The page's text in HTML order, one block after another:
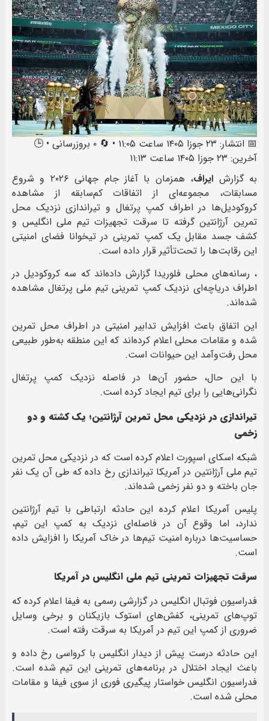
📅 انتشار: ۲۳ جوزا ۱۴۰۵ ساعت ۱۱:۰۵ • 🔄 ۰ بروزرسانی • 🕒
آخرین: ۲۳ جوزا ۱۴۰۵ ساعت ۱۱:۱۳
به گزارش ایراف
، همزمان با آغاز جام جهانی ۲۰۲۶ و شروع
مسابقات، مجموعه‌ای از اتفاقات کم‌سابقه از مشاهده
کروکودیل‌ها در اطراف کمپ پرتغال و تیراندازی نزدیک محل
تمرین آرژانتین گرفته تا سرقت تجهیزات تیم ملی انگلیس و
کشف جسد مقابل یک کمپ تمرینی در تیخوانا فضای امنیتی
این رقابت‌ها را تحت‌تأثیر قرار داده است.
، رسانه‌های محلی فلوریدا گزارش داده‌اند که سه کروکودیل در
اطراف دریاچه‌ای نزدیک کمپ تمرینی تیم ملی پرتغال مشاهده
شده‌اند.
این اتفاق باعث افزایش تدابیر امنیتی در اطراف محل تمرین
شده و مقامات محلی اعلام کرده‌اند که این منطقه به‌طور طبیعی
محل رفت‌وآمد این حیوانات است.
با این حال، حضور آن‌ها در فاصله نزدیک کمپ پرتغال
نگرانی‌هایی را برای تیم ایجاد کرده است.
تیراندازی در نزدیکی محل تمرین آرژانتین؛ یک کشته و دو
زخمی
شبکه اسکای اسپورت اعلام کرده است که در نزدیکی محل تمرین
تیم ملی آرژانتین در آمریکا تیراندازی رخ داده که طی آن یک نفر
جان باخته و دو نفر زخمی شده‌اند.
پلیس آمریکا اعلام کرده این حادثه ارتباطی با تیم آرژانتین
ندارد، اما وقوع آن در فاصله‌ای نزدیک به کمپ این تیم،
حساسیت‌ها درباره امنیت تیم‌ها در خاک آمریکا را افزایش داده
است.
سرقت تجهیزات تمرینی تیم ملی انگلیس در آمریکا
فدراسیون فوتبال انگلیس در گزارشی رسمی به فیفا اعلام کرده که
توپ‌های تمرینی، کفش‌های استوک بازیکنان و برخی وسایل
ضروری از کمپ این تیم در آمریکا به سرقت رفته است.
این حادثه درست پیش از دیدار انگلیس با کرواسی رخ داده و
باعث ایجاد اختلال در برنامه‌های تمرینی این تیم شده است.
فدراسیون انگلیس خواستار پیگیری فوری از سوی فیفا و مقامات
محلی شده است.